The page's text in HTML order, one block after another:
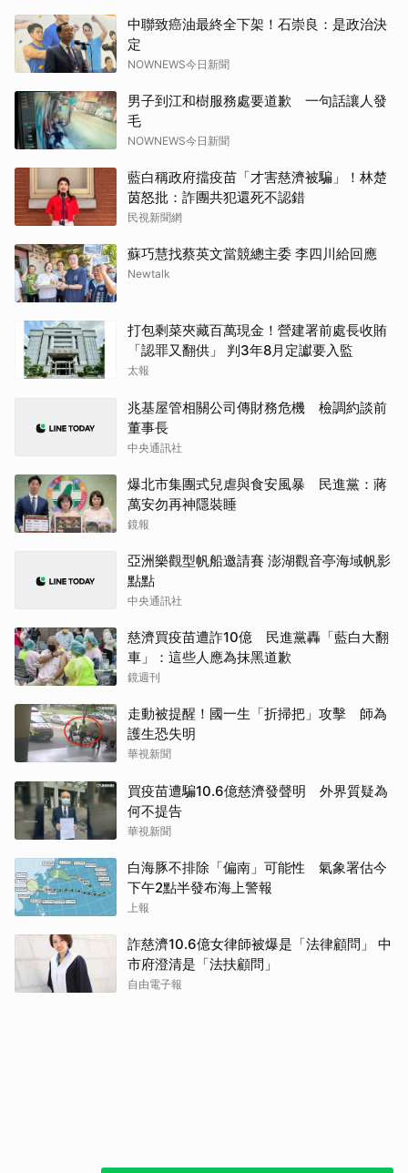
中聯致癌油最終全下架！石崇良：是政治決
定
NOWNEWS今日新聞
男子到江和樹服務處要道歉 一句話讓人發
毛
NOWNEWS今日新聞
藍白稱政府擋疫苗「才害慈濟被騙」！林楚
茵怒批：詐團共犯還死不認錯
民視新聞網
蘇巧慧找蔡英文當競總主委 李四川給回應
Newtalk
打包剩菜夾藏百萬現金！營建署前處長收賄
「認罪又翻供」 判3年8月定讞要入監
太報
兆基屋管相關公司傳財務危機 檢調約談前
董事長
中央通訊社
爆北市集團式兒虐與食安風暴 民進黨：蔣
萬安勿再神隱裝睡
鏡報
亞洲樂觀型帆船邀請賽 澎湖觀音亭海域帆影
點點
中央通訊社
慈濟買疫苗遭詐10億 民進黨轟「藍白大翻
車」：這些人應為抹黑道歉
鏡週刊
走動被提醒！國一生「折掃把」攻擊 師為
護生恐失明
華視新聞
買疫苗遭騙10.6億慈濟發聲明 外界質疑為
何不提告
華視新聞
白海豚不排除「偏南」可能性 氣象署估今
下午2點半發布海上警報
上報
詐慈濟10.6億女律師被爆是「法律顧問」 中
市府澄清是「法扶顧問」
自由電子報